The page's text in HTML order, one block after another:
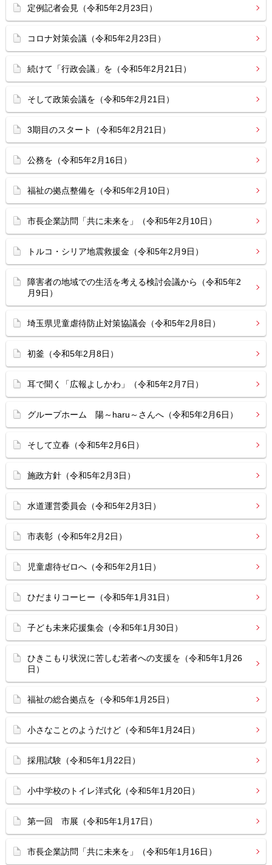
定例記者会見（令和5年2月23日）
コロナ対策会議（令和5年2月23日）
続けて「行政会議」を（令和5年2月21日）
そして政策会議を（令和5年2月21日）
3期目のスタート（令和5年2月21日）
公務を（令和5年2月16日）
福祉の拠点整備を（令和5年2月10日）
市長企業訪問「共に未来を」（令和5年2月10日）
トルコ・シリア地震救援金（令和5年2月9日）
障害者の地域での生活を考える検討会議から（令和5年2
月9日）
埼玉県児童虐待防止対策協議会（令和5年2月8日）
初釜（令和5年2月8日）
耳で聞く「広報よしかわ」（令和5年2月7日）
グループホーム 陽～haru～さんへ（令和5年2月6日）
そして立春（令和5年2月6日）
施政方針（令和5年2月3日）
水道運営委員会（令和5年2月3日）
市表彰（令和5年2月2日）
児童虐待ゼロへ（令和5年2月1日）
ひだまりコーヒー（令和5年1月31日）
子ども未来応援集会（令和5年1月30日）
ひきこもり状況に苦しむ若者への支援を（令和5年1月26
日）
福祉の総合拠点を（令和5年1月25日）
小さなことのようだけど（令和5年1月24日）
採用試験（令和5年1月22日）
小中学校のトイレ洋式化（令和5年1月20日）
第一回 市展（令和5年1月17日）
市長企業訪問「共に未来を」（令和5年1月16日）